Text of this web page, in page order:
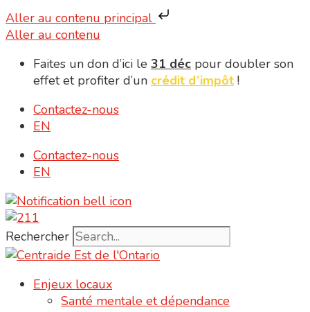
Aller au contenu principal
Aller au contenu
Faites un don d’ici le 31 déc pour doubler son
effet et profiter d’un crédit d’impôt !
Contactez-nous
EN
Contactez-nous
EN
Rechercher
Enjeux locaux
Santé mentale et dépendance